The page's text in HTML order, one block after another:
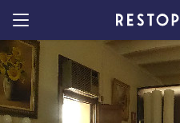
Restopolitan